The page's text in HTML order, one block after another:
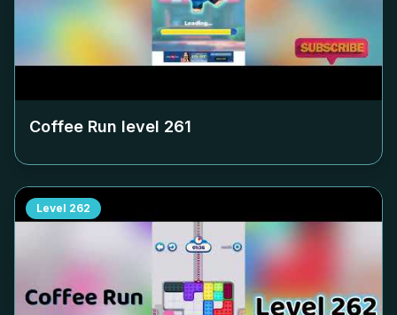
Coffee Run level 261
Level 262